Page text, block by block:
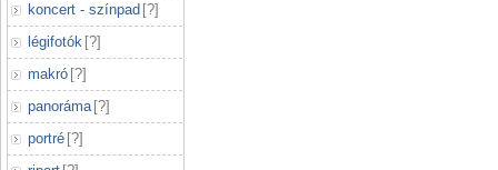
koncert - színpad [?]
légifotók [?]
makró [?]
panoráma [?]
portré [?]